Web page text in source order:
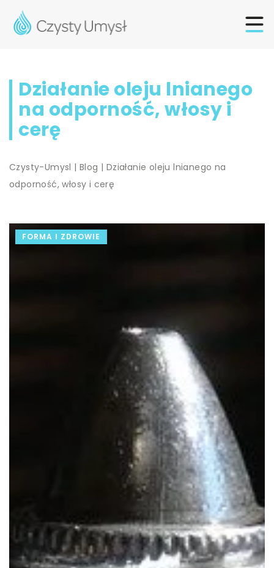
Działanie oleju lnianego
na odporność, włosy i
cerę
Czysty-Umysl |Blog | Działanie oleju lnianego na
odporność, włosy i cerę
FORMA I ZDROWIE